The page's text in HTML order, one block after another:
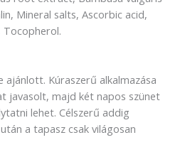
Mineral salts, Ascorbic acid,
Tocopherol.
ajánlott. Kúraszerű alkalmazása
javasolt, majd két napos szünet
lehet. Célszerű addig
a tapasz csak világosan